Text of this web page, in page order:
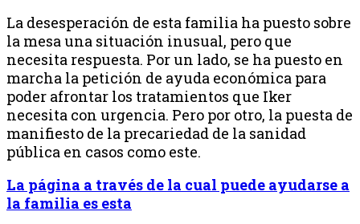
La desesperación de esta familia ha puesto sobre
la mesa una situación inusual, pero que
necesita respuesta. Por un lado, se ha puesto en
marcha la petición de ayuda económica para
poder afrontar los tratamientos que Iker
necesita con urgencia. Pero por otro, la puesta de
manifiesto de la precariedad de la sanidad
pública en casos como este.
La página a través de la cual puede ayudarse a
la familia es esta